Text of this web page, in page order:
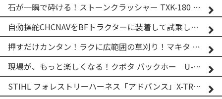
石が一瞬で砕ける！ストーンクラッシャー TXK-180 実演
自動操舵CHCNAVをBFトラクターに装着して試乗してみた！！ CHCNAV NX610
押すだけカンタン！ラクに広範囲の草刈り！マキタ バッテリー式草刈り機 MUG001G 2
現場が、もっと楽しくなる！クボタ バックホー U-25-3A
STIHL フォレストリーハーネス「アドバンス」X-TREEm